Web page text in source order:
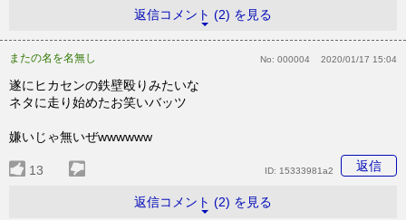
返信コメント (2) を見る
またの名を名無し No: 000004 2020/01/17 15:04
遂にヒカセンの鉄壁殴りみたいな
ネタに走り始めたお笑いバッツ
嫌いじゃ無いぜwwwwww
13 返信
ID: 15333981a2
返信コメント (2) を見る